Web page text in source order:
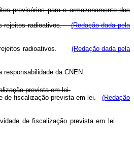
provisórios para o armazenamento dos
rejeitos radioativos.(Redação dada pela
rejeitos radioativos. (Redação dada pela
da CNEN.
prevista em lei.
de fiscalização prevista em lei.(Redação
de fiscalização prevista em lei.